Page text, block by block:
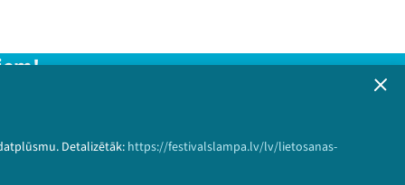
Detalizētāk: https://festivalslampa.lv/lv/lietosanas-
Pieteikties